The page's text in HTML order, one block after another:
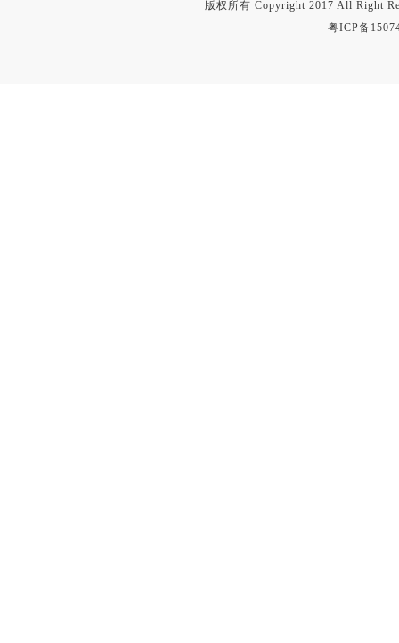
版权所有 Copyright 2017 All Right
粤ICP备